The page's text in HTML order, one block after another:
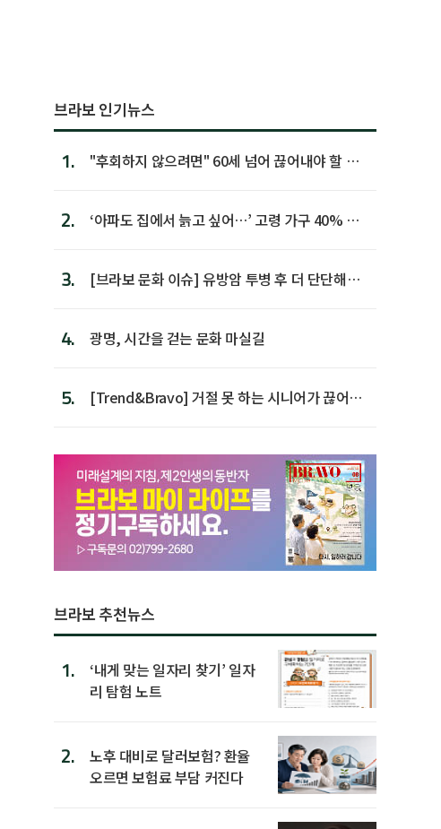
브라보 인기뉴스
1.
"후회하지 않으려면" 60세 넘어 끊어내야 할 사
2.
‘아파도 집에서 늙고 싶어…’ 고령 가구 40% 노
3.
[브라보 문화 이슈] 유방암 투병 후 더 단단해진
4. 광명, 시간을 걷는 문화 마실길
5.
[Trend&Bravo] 거절 못 하는 시니어가 끊어야
브라보 추천뉴스
1.
‘내게 맞는 일자리 찾기’ 일자
리 탐험 노트
2.
노후 대비로 달러보험? 환율
오르면 보험료 부담 커진다